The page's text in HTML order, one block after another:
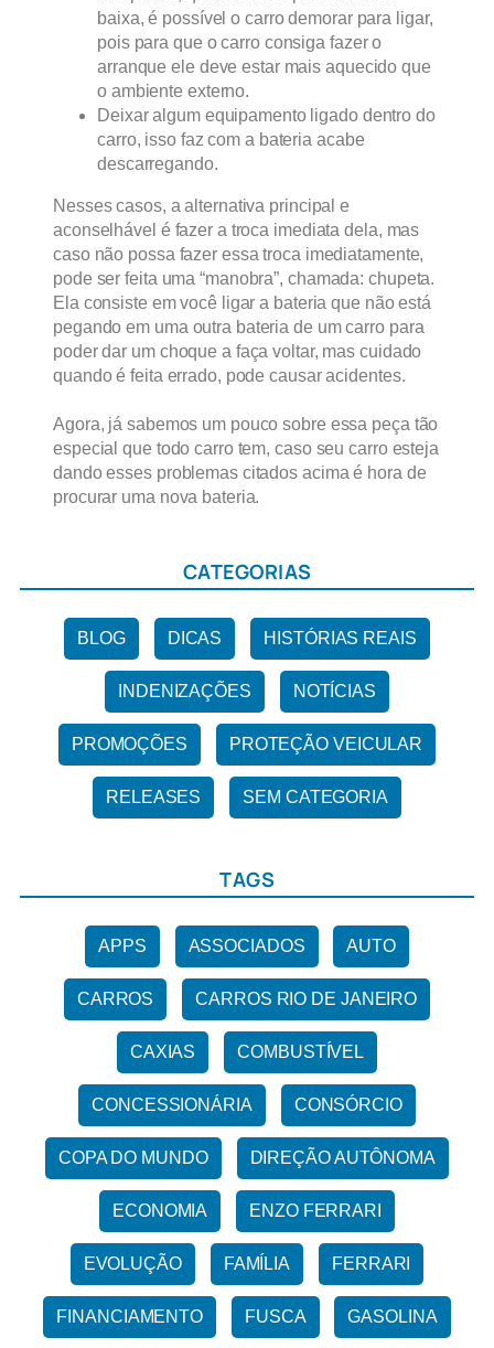
baixa, é possível o carro demorar para ligar,
pois para que o carro consiga fazer o
arranque ele deve estar mais aquecido que
o ambiente externo.
Deixar algum equipamento ligado dentro do
carro, isso faz com a bateria acabe
descarregando.
Nesses casos, a alternativa principal e
aconselhável é fazer a troca imediata dela, mas
caso não possa fazer essa troca imediatamente,
pode ser feita uma “manobra”, chamada: chupeta.
Ela consiste em você ligar a bateria que não está
pegando em uma outra bateria de um carro para
poder dar um choque a faça voltar, mas cuidado
quando é feita errado, pode causar acidentes.
Agora, já sabemos um pouco sobre essa peça tão
especial que todo carro tem, caso seu carro esteja
dando esses problemas citados acima é hora de
procurar uma nova bateria.
CATEGORIAS
BLOG DICAS HISTÓRIAS REAIS
INDENIZAÇÕES NOTÍCIAS
PROMOÇÕES PROTEÇÃO VEICULAR
RELEASES SEM CATEGORIA
TAGS
APPS ASSOCIADOS AUTO
CARROS CARROS RIO DE JANEIRO
CAXIAS COMBUSTÍVEL
CONCESSIONÁRIA CONSÓRCIO
COPA DO MUNDO DIREÇÃO AUTÔNOMA
ECONOMIA ENZO FERRARI
EVOLUÇÃO FAMÍLIA FERRARI
FINANCIAMENTO FUSCA GASOLINA